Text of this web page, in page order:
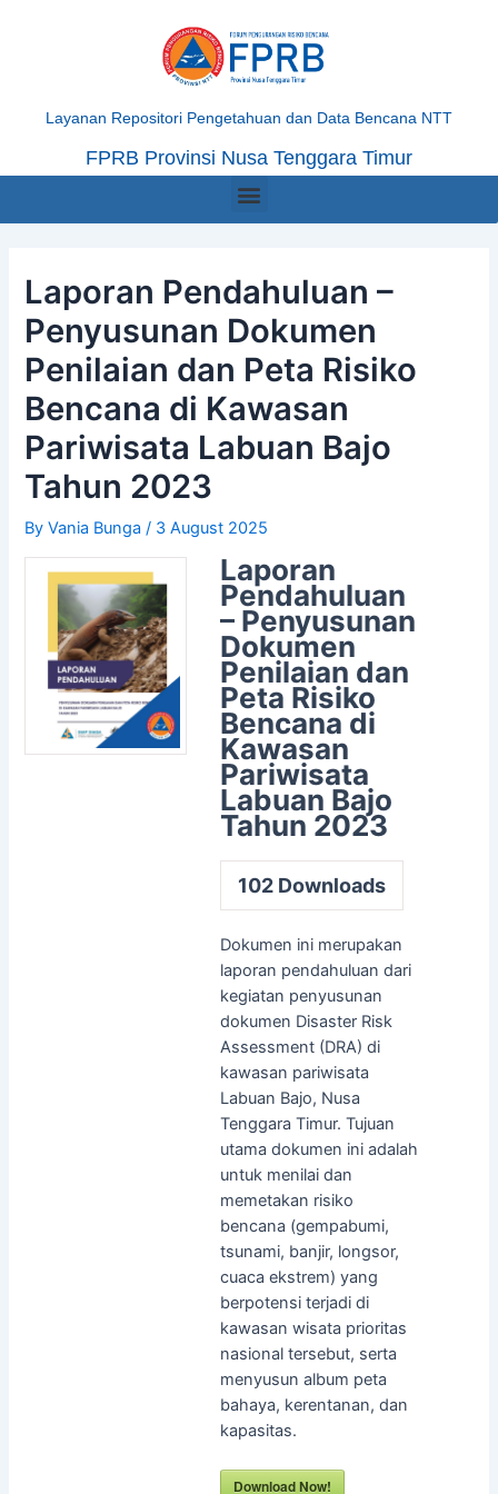
Layanan Repositori Pengetahuan dan Data Bencana NTT
FPRB Provinsi Nusa Tenggara Timur
Menu
Laporan Pendahuluan –
Penyusunan Dokumen
Penilaian dan Peta Risiko
Bencana di Kawasan
Pariwisata Labuan Bajo
Tahun 2023
ByVania Bunga/ 3 August 2025
Laporan
Pendahuluan
– Penyusunan
Dokumen
Penilaian dan
Peta Risiko
Bencana di
Kawasan
Pariwisata
Labuan Bajo
Tahun 2023
102Downloads
Dokumen ini merupakan
laporan pendahuluan dari
kegiatan penyusunan
dokumen Disaster Risk
Assessment (DRA) di
kawasan pariwisata
Labuan Bajo, Nusa
Tenggara Timur. Tujuan
utama dokumen ini adalah
untuk menilai dan
memetakan risiko
bencana (gempabumi,
tsunami, banjir, longsor,
cuaca ekstrem) yang
berpotensi terjadi di
kawasan wisata prioritas
nasional tersebut, serta
menyusun album peta
bahaya, kerentanan, dan
kapasitas.
Download Now!